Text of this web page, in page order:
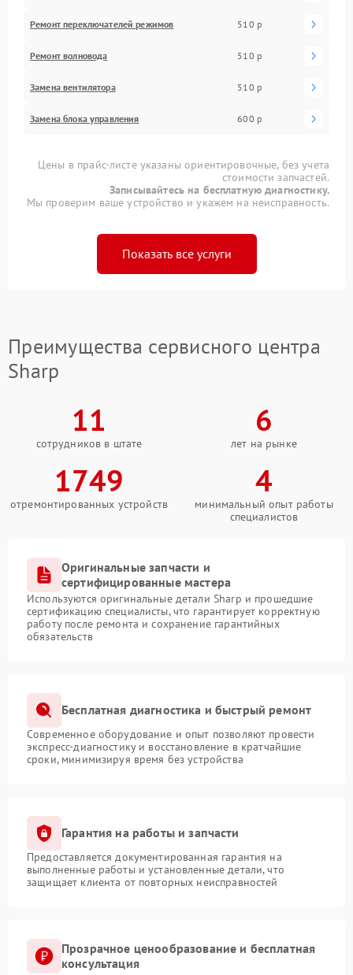
Ремонт переключателей режимов 510 р
Ремонт волновода 510 р
Замена вентилятора 510 р
Замена блока управления 600 р
Цены в прайс-листе указаны ориентировочные, без учета
стоимости запчастей.
Записывайтесь на бесплатную диагностику.
Мы проверим ваше устройство и укажем на неисправность.
Показать все услуги
Преимущества сервисного центра
Sharp
11
сотрудников в штате
6
лет на рынке
1749
отремонтированных устройств
4
минимальный опыт работы
специалистов
Оригинальные запчасти и
сертифицированные мастера
Используются оригинальные детали Sharp и прошедшие
сертификацию специалисты, что гарантирует корректную
работу после ремонта и сохранение гарантийных
обязательств
Бесплатная диагностика и быстрый ремонт
Современное оборудование и опыт позволяют провести
экспресс-диагностику и восстановление в кратчайшие
сроки, минимизируя время без устройства
Гарантия на работы и запчасти
Предоставляется документированная гарантия на
выполненные работы и установленные детали, что
защищает клиента от повторных неисправностей
Прозрачное ценообразование и бесплатная
консультация